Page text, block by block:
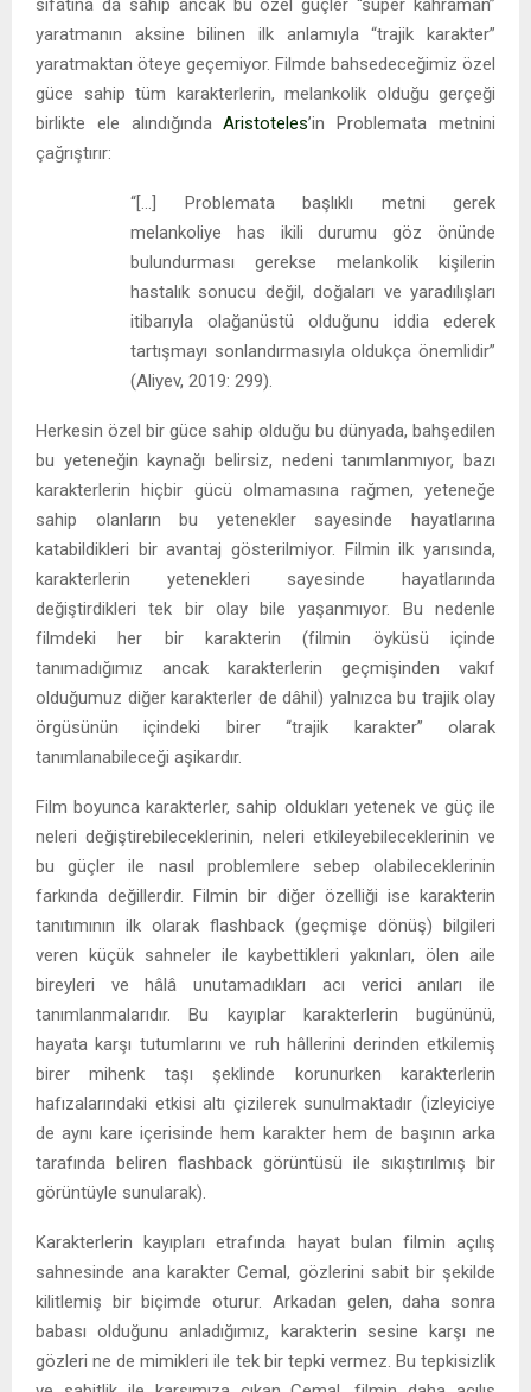
sıfatına da sahip ancak bu özel güçler “süper kahraman”
yaratmanın aksine bilinen ilk anlamıyla “trajik karakter”
yaratmaktan öteye geçemiyor. Filmde bahsedeceğimiz özel
güce sahip tüm karakterlerin, melankolik olduğu gerçeği
birlikte ele alındığındaAristoteles’in Problemata metnini
çağrıştırır:
“[…] Problemata başlıklı metni gerek
melankoliye has ikili durumu göz önünde
bulundurması gerekse melankolik kişilerin
hastalık sonucu değil, doğaları ve yaradılışları
itibarıyla olağanüstü olduğunu iddia ederek
tartışmayı sonlandırmasıyla oldukça önemlidir”
(Aliyev, 2019: 299).
Herkesin özel bir güce sahip olduğu bu dünyada, bahşedilen
bu yeteneğin kaynağı belirsiz, nedeni tanımlanmıyor, bazı
karakterlerin hiçbir gücü olmamasına rağmen, yeteneğe
sahip olanların bu yetenekler sayesinde hayatlarına
katabildikleri bir avantaj gösterilmiyor. Filmin ilk yarısında,
karakterlerin yetenekleri sayesinde hayatlarında
değiştirdikleri tek bir olay bile yaşanmıyor. Bu nedenle
filmdeki her bir karakterin (filmin öyküsü içinde
tanımadığımız ancak karakterlerin geçmişinden vakıf
olduğumuz diğer karakterler de dâhil) yalnızca bu trajik olay
örgüsünün içindeki birer “trajik karakter” olarak
tanımlanabileceği aşikardır.
Film boyunca karakterler, sahip oldukları yetenek ve güç ile
neleri değiştirebileceklerinin, neleri etkileyebileceklerinin ve
bu güçler ile nasıl problemlere sebep olabileceklerinin
farkında değillerdir. Filmin bir diğer özelliği ise karakterin
tanıtımının ilk olarak flashback (geçmişe dönüş) bilgileri
veren küçük sahneler ile kaybettikleri yakınları, ölen aile
bireyleri ve hâlâ unutamadıkları acı verici anıları ile
tanımlanmalarıdır. Bu kayıplar karakterlerin bugününü,
hayata karşı tutumlarını ve ruh hâllerini derinden etkilemiş
birer mihenk taşı şeklinde korunurken karakterlerin
hafızalarındaki etkisi altı çizilerek sunulmaktadır (izleyiciye
de aynı kare içerisinde hem karakter hem de başının arka
tarafında beliren flashback görüntüsü ile sıkıştırılmış bir
görüntüyle sunularak).
Karakterlerin kayıpları etrafında hayat bulan filmin açılış
sahnesinde ana karakter Cemal, gözlerini sabit bir şekilde
kilitlemiş bir biçimde oturur. Arkadan gelen, daha sonra
babası olduğunu anladığımız, karakterin sesine karşı ne
gözleri ne de mimikleri ile tek bir tepki vermez. Bu tepkisizlik